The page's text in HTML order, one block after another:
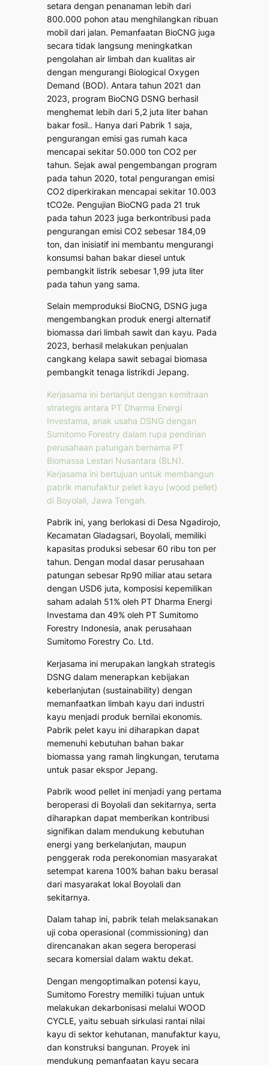
setara dengan penanaman lebih dari
800.000 pohon atau menghilangkan ribuan
mobil dari jalan. Pemanfaatan BioCNG juga
secara tidak langsung meningkatkan
pengolahan air limbah dan kualitas air
dengan mengurangi Biological Oxygen
Demand (BOD). Antara tahun 2021 dan
2023, program BioCNG DSNG berhasil
menghemat lebih dari 5,2 juta liter bahan
bakar fosil.. Hanya dari Pabrik 1 saja,
pengurangan emisi gas rumah kaca
mencapai sekitar 50.000 ton CO2 per
tahun. Sejak awal pengembangan program
pada tahun 2020, total pengurangan emisi
CO2 diperkirakan mencapai sekitar 10.003
tCO2e. Pengujian BioCNG pada 21 truk
pada tahun 2023 juga berkontribusi pada
pengurangan emisi CO2 sebesar 184,09
ton, dan inisiatif ini membantu mengurangi
konsumsi bahan bakar diesel untuk
pembangkit listrik sebesar 1,99 juta liter
pada tahun yang sama.
Selain memproduksi BioCNG, DSNG juga
mengembangkan produk energi alternatif
biomassa dari limbah sawit dan kayu. Pada
2023, berhasil melakukan penjualan
cangkang kelapa sawit sebagai biomasa
pembangkit tenaga listrikdi Jepang.
Kerjasama ini berlanjut dengan kemitraan
strategis antara PT Dharma Energi
Investama, anak usaha DSNG dengan
Sumitomo Forestry dalam rupa pendirian
perusahaan patungan bernama PT
Biomassa Lestari Nusantara (BLN).
Kerjasama ini bertujuan untuk membangun
pabrik manufaktur pelet kayu (wood pellet)
di Boyolali, Jawa Tengah.
Pabrik ini, yang berlokasi di Desa Ngadirojo,
Kecamatan Gladagsari, Boyolali, memiliki
kapasitas produksi sebesar 60 ribu ton per
tahun. Dengan modal dasar perusahaan
patungan sebesar Rp90 miliar atau setara
dengan USD6 juta, komposisi kepemilikan
saham adalah 51% oleh PT Dharma Energi
Investama dan 49% oleh PT Sumitomo
Forestry Indonesia, anak perusahaan
Sumitomo Forestry Co. Ltd.
Kerjasama ini merupakan langkah strategis
DSNG dalam menerapkan kebijakan
keberlanjutan (sustainability) dengan
memanfaatkan limbah kayu dari industri
kayu menjadi produk bernilai ekonomis.
Pabrik pelet kayu ini diharapkan dapat
memenuhi kebutuhan bahan bakar
biomassa yang ramah lingkungan, terutama
untuk pasar ekspor Jepang.
Pabrik wood pellet ini menjadi yang pertama
beroperasi di Boyolali dan sekitarnya, serta
diharapkan dapat memberikan kontribusi
signifikan dalam mendukung kebutuhan
energi yang berkelanjutan, maupun
penggerak roda perekonomian masyarakat
setempat karena 100% bahan baku berasal
dari masyarakat lokal Boyolali dan
sekitarnya.
Dalam tahap ini, pabrik telah melaksanakan
uji coba operasional (commissioning) dan
direncanakan akan segera beroperasi
secara komersial dalam waktu dekat.
Dengan mengoptimalkan potensi kayu,
Sumitomo Forestry memiliki tujuan untuk
melakukan dekarbonisasi melalui WOOD
CYCLE, yaitu sebuah sirkulasi rantai nilai
kayu di sektor kehutanan, manufaktur kayu,
dan konstruksi bangunan. Proyek ini
mendukung pemanfaatan kayu secara